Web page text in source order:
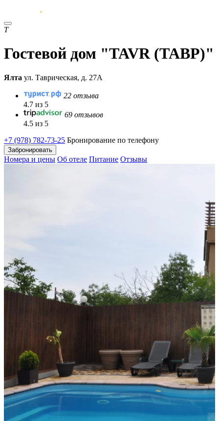
T
Гостевой дом "TAVR (ТАВР)"
Ялта ул. Таврическая, д. 27А
22 отзыва
4.7 из 5
69 отзывов
4.5 из 5
+7 (978) 782-73-25 Бронирование по телефону
Забронировать
Номера и цены Об отеле Питание Отзывы